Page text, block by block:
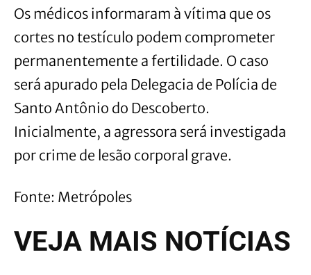
Os médicos informaram à vítima que os
cortes no testículo podem comprometer
permanentemente a fertilidade. O caso
será apurado pela Delegacia de Polícia de
Santo Antônio do Descoberto.
Inicialmente, a agressora será investigada
por crime de lesão corporal grave.
Fonte: Metrópoles
VEJA MAIS NOTÍCIAS